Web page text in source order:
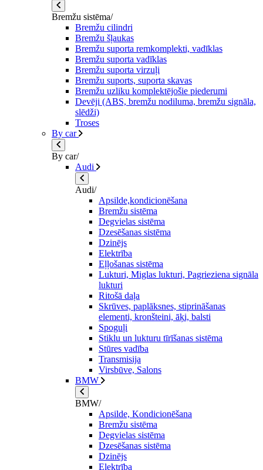
Bremžu sistēma/
Bremžu cilindri
Bremžu šļaukas
Bremžu suporta remkomplekti, vadīklas
Bremžu suporta vadīklas
Bremžu suporta virzuļi
Bremžu suports, suporta skavas
Bremžu uzliku komplektējošie piederumi
Devēji (ABS, bremžu nodiluma, bremžu signāla,
slēdži)
Troses
By car
By car/
Audi
Audi/
Apsilde,kondicionēšana
Bremžu sistēma
Degvielas sistēma
Dzesēšanas sistēma
Dzinējs
Elektrība
Eļļošanas sistēma
Lukturi, Miglas lukturi, Pagrieziena signāla
lukturi
Ritošā daļa
Skrūves, paplāksnes, stiprināšanas
elementi, kronšteini, āķi, balsti
Spoguļi
Stiklu un lukturu tīrīšanas sistēma
Stūres vadība
Transmisija
Virsbūve, Salons
BMW
BMW/
Apsilde, Kondicionēšana
Bremžu sistēma
Degvielas sistēma
Dzesēšanas sistēma
Dzinējs
Elektrība